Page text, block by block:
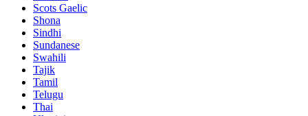
Scots Gaelic
Shona
Sindhi
Sundanese
Swahili
Tajik
Tamil
Telugu
Thai